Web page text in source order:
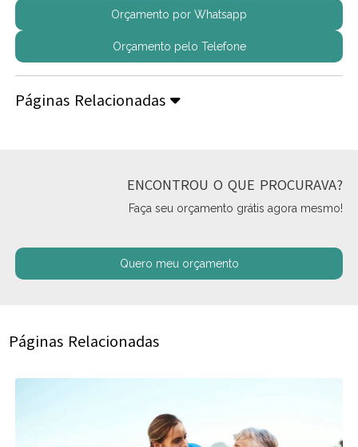
Orçamento por Whatsapp
Orçamento pelo Telefone
Páginas Relacionadas
ENCONTROU O QUE PROCURAVA?
Faça seu orçamento grátis agora mesmo!
Quero meu orçamento
Páginas Relacionadas